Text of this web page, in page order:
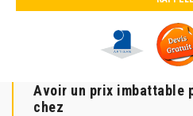
Avoir un prix imbattable
chez